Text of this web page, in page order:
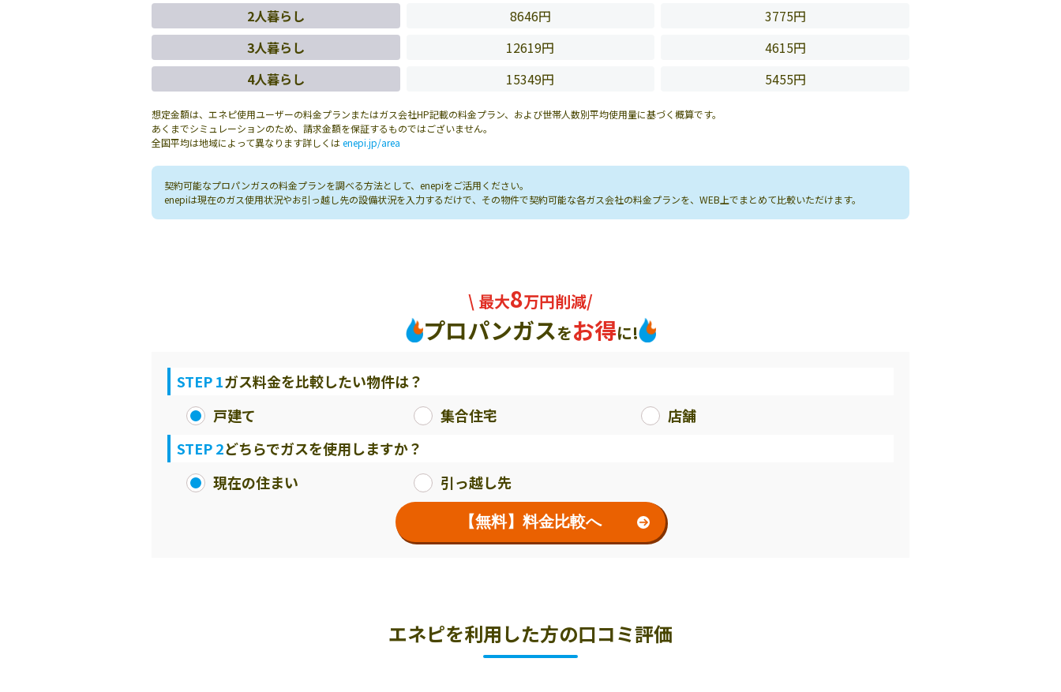
2人暮らし
8646円
3775円
3人暮らし
12619円
4615円
4人暮らし
15349円 5455円
想定金額は、エネピ使用ユーザーの料金プランまたはガス会社HP記載の料金プラン、および世帯人数別平均使用量に基づく概算です。
あくまでシミュレーションのため、請求金額を保証するものではございません。
全国平均は地域によって異なります詳しくはenepi.jp/area
契約可能なプロパンガスの料金プランを調べる方法として、enepiをご活用ください。
enepiは現在のガス使用状況やお引っ越し先の設備状況を入力するだけで、その物件で契約可能な各ガス会社の料金プランを、WEB上でまとめて比較いただけます。
\ 最大8万円削減/
プロパンガスをお得に!
STEP 1ガス料金を比較したい物件は？
戸建て
集合住宅
店舗
STEP 2どちらでガスを使用しますか？
現在の住まい
引っ越し先
【無料】料金比較へ
エネピを利用した方の口コミ評価